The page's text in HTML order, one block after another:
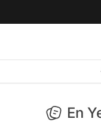
En